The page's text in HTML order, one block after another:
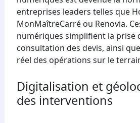
entreprises leaders telles que
MonMaîtreCarré ou Renovia.
numériques simplifient la prise
consultation des devis, ainsi
réel des opérations sur le
Digitalisation et
des interventions